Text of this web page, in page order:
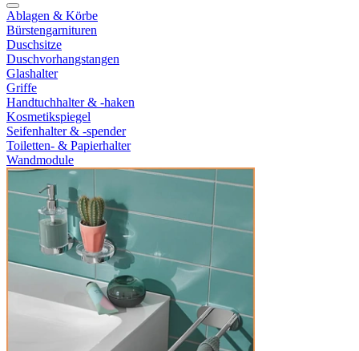
Ablagen & Körbe
Bürstengarnituren
Duschsitze
Duschvorhangstangen
Glashalter
Griffe
Handtuchhalter & -haken
Kosmetikspiegel
Seifenhalter & -spender
Toiletten- & Papierhalter
Wandmodule